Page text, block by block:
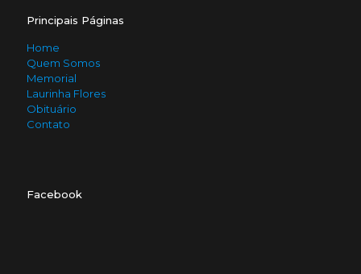
Principais Páginas
Home
Quem Somos
Memorial
Laurinha Flores
Obituário
Contato
Facebook